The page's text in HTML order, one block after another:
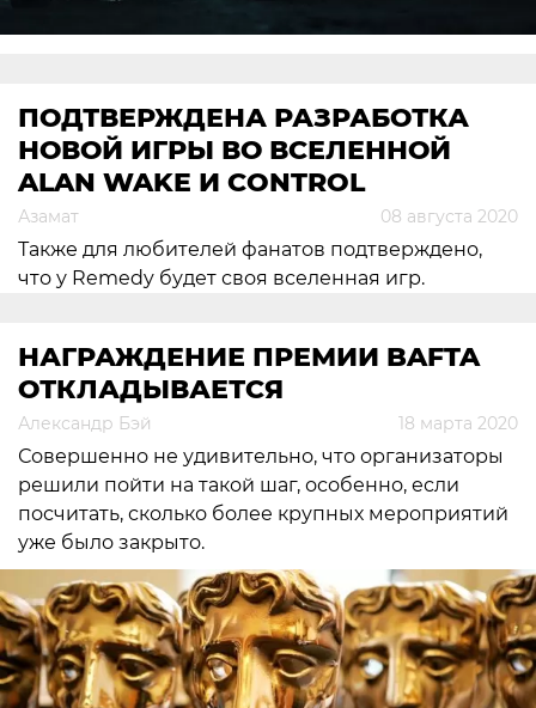
ПОДТВЕРЖДЕНА РАЗРАБОТКА
НОВОЙ ИГРЫ ВО ВСЕЛЕННОЙ
ALAN WAKE И CONTROL
Азамат 08 августа 2020
Также для любителей фанатов подтверждено,
что у Remedy будет своя вселенная игр.
НАГРАЖДЕНИЕ ПРЕМИИ BAFTA
ОТКЛАДЫВАЕТСЯ
Александр Бэй 18 марта 2020
Совершенно не удивительно, что организаторы
решили пойти на такой шаг, особенно, если
посчитать, сколько более крупных мероприятий
уже было закрыто.